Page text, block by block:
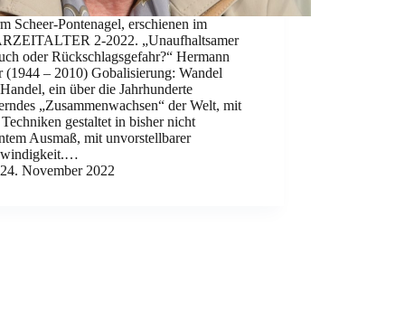
Scheer-Pontenagel, erschienen im
2-2022. „Unaufhaltsamer
oder Rückschlagsgefahr?“ Hermann
(1944 – 2010) Gobalisierung: Wandel
ein über die Jahrhunderte
„Zusammenwachsen“ der Welt, mit
gestaltet in bisher nicht
Ausmaß, mit unvorstellbarer
24. November 2022